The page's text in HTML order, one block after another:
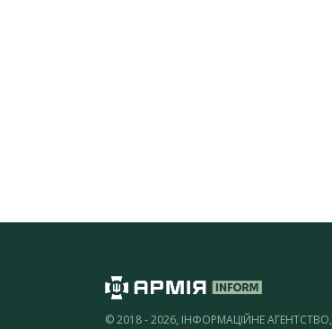
© 2018 - 2026, ІНФОРМАЦІЙНЕ АГЕНТСТВО,